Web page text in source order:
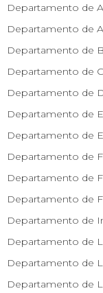
Departamento de
Departamento de
Departamento de
Departamento de
Departamento de
Departamento de
Departamento de
Departamento de
Departamento de
Departamento de
Departamento de
Departamento de
Departamento de
Departamento de